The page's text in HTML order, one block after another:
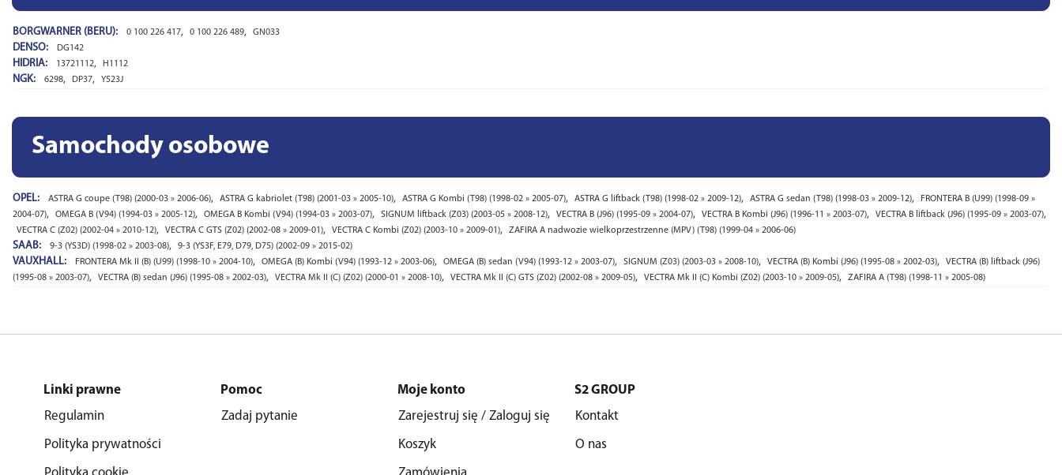
BORGWARNER (BERU): 0 100 226 417, 0 100 226 489, GN033
DENSO: DG142
HIDRIA: 13721112, H1112
NGK: 6298, DP37, Y523J
Samochody osobowe
OPEL: ASTRA G coupe (T98) (2000-03 » 2006-06), ASTRA G kabriolet (T98) (2001-03 » 2005-10), ASTRA G Kombi (T98) (1998-02 » 2005-07), ASTRA G liftback (T98) (1998-02 » 2009-12), ASTRA G sedan (T98) (1998-03 » 2009-12),
FRONTERA B (U99) (1998-09 »
2004-07), OMEGA B (V94) (1994-03 » 2005-12), OMEGA B Kombi (V94) (1994-03 » 2003-07), SIGNUM liftback (Z03) (2003-05 » 2008-12), VECTRA B (J96) (1995-09 » 2004-07), VECTRA B Kombi (J96) (1996-11 » 2003-07), VECTRA B liftback (J96) (1995-09 » 2003-07),
VECTRA C (Z02) (2002-04 » 2010-12), VECTRA C GTS (Z02) (2002-08 » 2009-01), VECTRA C Kombi (Z02) (2003-10 » 2009-01), ZAFIRA A nadwozie wielkoprzestrzenne (MPV) (T98) (1999-04 » 2006-06)
SAAB: 9-3 (YS3D) (1998-02 » 2003-08), 9-3 (YS3F, E79, D79, D75) (2002-09 » 2015-02)
VAUXHALL: FRONTERA Mk II (B) (U99) (1998-10 » 2004-10), OMEGA (B) Kombi (V94) (1993-12 » 2003-06), OMEGA (B) sedan (V94) (1993-12 » 2003-07), SIGNUM (Z03) (2003-03 » 2008-10), VECTRA (B) Kombi (J96) (1995-08 » 2002-03),
VECTRA (B) liftback (J96)
(1995-08 » 2003-07), VECTRA (B) sedan (J96) (1995-08 » 2002-03), VECTRA Mk II (C) (Z02) (2000-01 » 2008-10), VECTRA Mk II (C) GTS (Z02) (2002-08 » 2009-05), VECTRA Mk II (C) Kombi (Z02) (2003-10 » 2009-05), ZAFIRA A (T98) (1998-11 » 2005-08)
Linki prawne
Regulamin
Polityka prywatności
Pomoc
Zadaj pytanie
Moje konto
Zarejestruj się / Zaloguj się
Koszyk
S2 GROUP
Kontakt
O nas